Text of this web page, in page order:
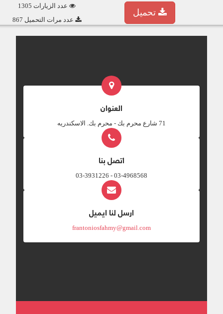
عدد الزيارات 1305
عدد مرات التحميل 867
تحميل
العنوان
‎71 شارع محرم بك - محرم بك. الاسكندريه
اتصل بنا
03-4968568 - 03-3931226
ارسل لنا ايميل
frantoniosfahmy@gmail.com